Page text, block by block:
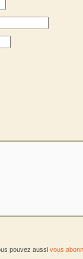
pouvez aussi vous